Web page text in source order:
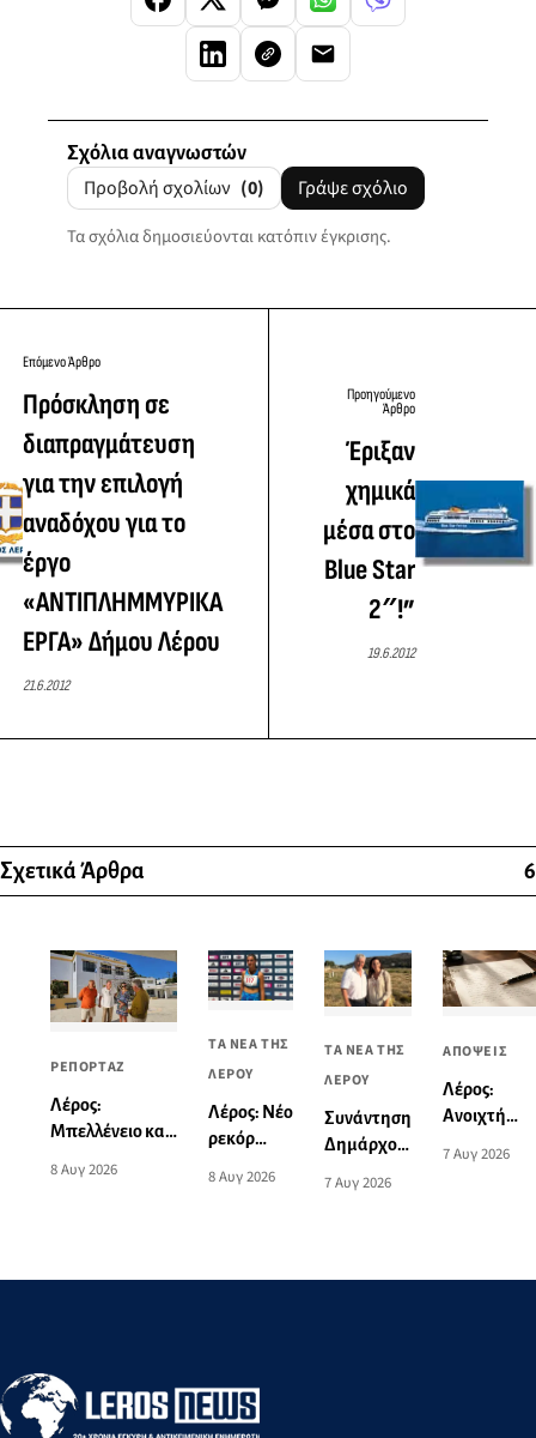
Σχόλια αναγνωστών
Προβολή σχολίων (0) Γράψε σχόλιο
Τα σχόλια δημοσιεύονται κατόπιν έγκρισης.
Επόμενο Άρθρο
Πρόσκληση σε
διαπραγμάτευση
για την επιλογή
αναδόχου για το
έργο
«ΑΝΤΙΠΛΗΜΜΥΡΙΚΑ
ΕΡΓΑ» Δήμου Λέρου
21.6.2012
Προηγούμενο
Άρθρο
Έριξαν
χημικά
μέσα στο
Blue Star
2″!”
19.6.2012
Σχετικά Άρθρα 6
ΡΕΠΟΡΤΑΖ
Λέρος:
Μπελλένειο και
αλλάζουν όψη
8 Αυγ 2026
ΤΑ ΝΕΑ ΤΗΣ
ΛΕΡΟΥ
Λέρος: Νέο
ρεκόρ
Αιγαίου
8 Αυγ 2026
ΤΑ ΝΕΑ ΤΗΣ
ΛΕΡΟΥ
Συνάντηση
Δημάρχου
7 Αυγ 2026
ΑΠΟΨΕΙΣ
Λέρος:
Ανοιχτή
σχετικά με
7 Αυγ 2026